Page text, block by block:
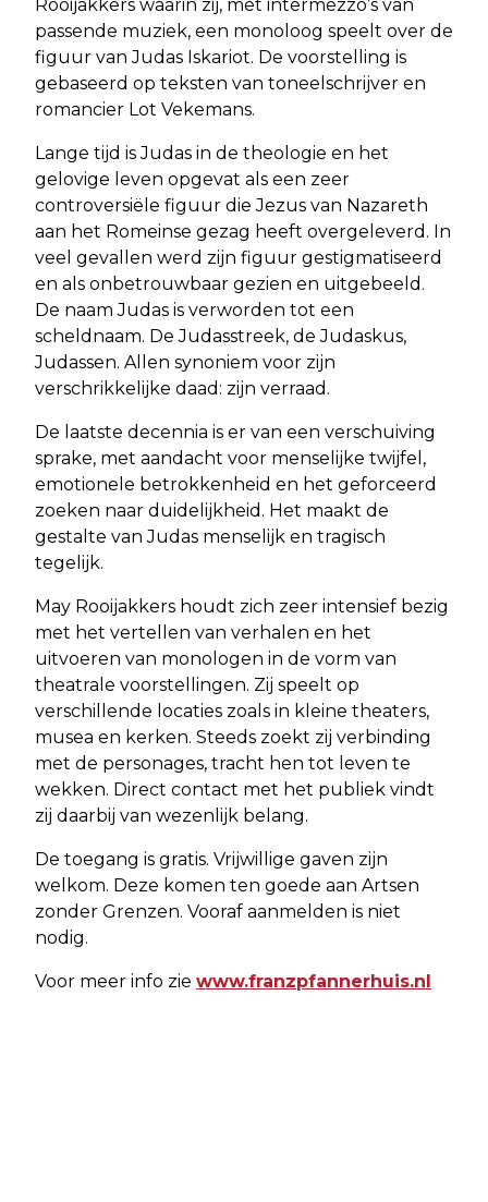
Rooijakkers waarin zij, met intermezzo’s van
passende muziek, een monoloog speelt over de
figuur van Judas Iskariot. De voorstelling is
gebaseerd op teksten van toneelschrijver en
romancier Lot Vekemans.
Lange tijd is Judas in de theologie en het
gelovige leven opgevat als een zeer
controversiële figuur die Jezus van Nazareth
aan het Romeinse gezag heeft overgeleverd. In
veel gevallen werd zijn figuur gestigmatiseerd
en als onbetrouwbaar gezien en uitgebeeld.
De naam Judas is verworden tot een
scheldnaam. De Judasstreek, de Judaskus,
Judassen. Allen synoniem voor zijn
verschrikkelijke daad: zijn verraad.
De laatste decennia is er van een verschuiving
sprake, met aandacht voor menselijke twijfel,
emotionele betrokkenheid en het geforceerd
zoeken naar duidelijkheid. Het maakt de
gestalte van Judas menselijk en tragisch
tegelijk.
May Rooijakkers houdt zich zeer intensief bezig
met het vertellen van verhalen en het
uitvoeren van monologen in de vorm van
theatrale voorstellingen. Zij speelt op
verschillende locaties zoals in kleine theaters,
musea en kerken. Steeds zoekt zij verbinding
met de personages, tracht hen tot leven te
wekken. Direct contact met het publiek vindt
zij daarbij van wezenlijk belang.
De toegang is gratis. Vrijwillige gaven zijn
welkom. Deze komen ten goede aan Artsen
zonder Grenzen. Vooraf aanmelden is niet
nodig.
Voor meer info zie www.franzpfannerhuis.nl